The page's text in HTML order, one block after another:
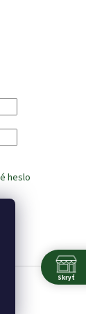
heslo
Skryť